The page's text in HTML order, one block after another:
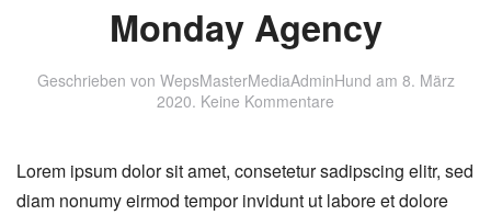
Monday Agency
Geschrieben von WepsMasterMediaAdminHund am 8. März
2020. Keine Kommentare
Lorem ipsum dolor sit amet, consetetur sadipscing elitr, sed
diam nonumy eirmod tempor invidunt ut labore et dolore